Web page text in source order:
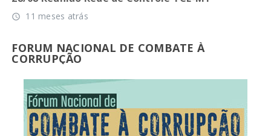
access_time 11 meses atrás
FORUM NACIONAL DE COMBATE À
CORRUPÇÃO